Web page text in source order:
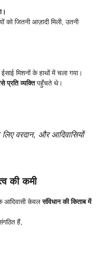
को जितनी आज़ादी मिली, उतनी
ईसाई मिशनों के हाथों में चला गया।
प्रति व्यक्तिपहुँचते थे।
वरदान, और आदिवासियों
की कमी
आदिवासी केवलसंविधान की किताब में
हैं,